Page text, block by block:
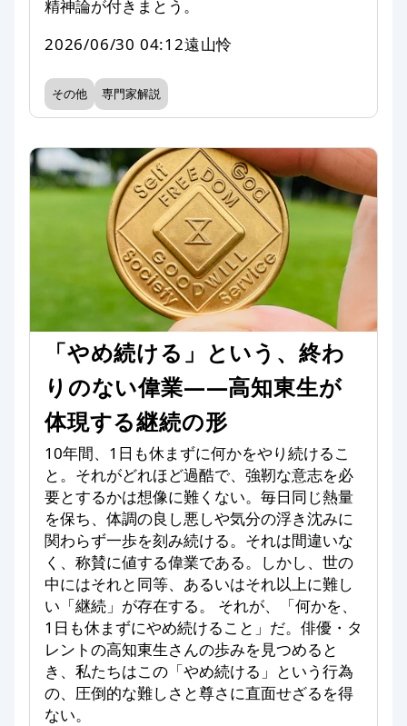
精神論が付きまとう。
2026/06/30 04:12遠山怜
その他 専門家解説
「やめ続ける」という、終わ
りのない偉業――高知東生が
体現する継続の形
10年間、1日も休まずに何かをやり続けるこ
と。それがどれほど過酷で、強靭な意志を必
要とするかは想像に難くない。毎日同じ熱量
を保ち、体調の良し悪しや気分の浮き沈みに
関わらず一歩を刻み続ける。それは間違いな
く、称賛に値する偉業である。しかし、世の
中にはそれと同等、あるいはそれ以上に難し
い「継続」が存在する。 それが、「何かを、
1日も休まずにやめ続けること」だ。俳優・タ
レントの高知東生さんの歩みを見つめると
き、私たちはこの「やめ続ける」という行為
の、圧倒的な難しさと尊さに直面せざるを得
ない。